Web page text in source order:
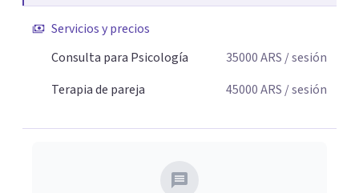
Servicios y precios
Consulta para Psicología
35000ARS / sesión
Terapia de pareja
45000ARS / sesión